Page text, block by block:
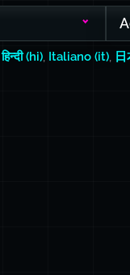
,हिन्दी (hi) Italiano (it)